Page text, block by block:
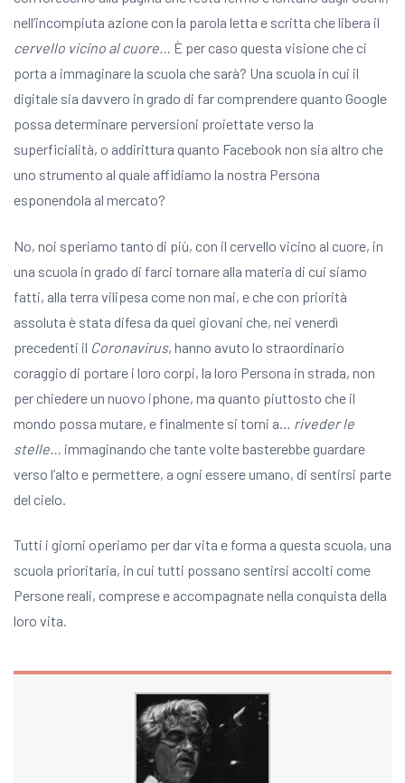
nell’incompiuta azione con la parola letta e scritta che libera il
cervello vicino al cuore… È per caso questa visione che ci
porta a immaginare la scuola che sarà? Una scuola in cui il
digitale sia davvero in grado di far comprendere quanto Google
possa determinare perversioni proiettate verso la
superficialità, o addirittura quanto Facebook non sia altro che
uno strumento al quale affidiamo la nostra Persona
esponendola al mercato?
No, noi speriamo tanto di più, con il cervello vicino al cuore, in
una scuola in grado di farci tornare alla materia di cui siamo
fatti, alla terra vilipesa come non mai, e che con priorità
assoluta è stata difesa da quei giovani che, nei venerdì
precedenti il Coronavirus, hanno avuto lo straordinario
coraggio di portare i loro corpi, la loro Persona in strada, non
per chiedere un nuovo iphone, ma quanto piuttosto che il
mondo possa mutare, e finalmente si torni a…
riveder le
stelle…
immaginando che tante volte basterebbe guardare
verso l’alto e permettere, a ogni essere umano, di sentirsi parte
del cielo.
Tutti i giorni operiamo per dar vita e forma a questa scuola, una
scuola prioritaria, in cui tutti possano sentirsi accolti come
Persone reali, comprese e accompagnate nella conquista della
loro vita.